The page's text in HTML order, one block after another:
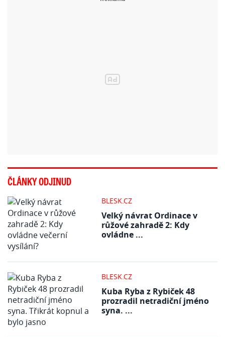
ČLÁNKY ODJINUD
BLESK.CZ
Velký návrat Ordinace v
růžové zahradě 2: Kdy
ovládne ...
BLESK.CZ
Kuba Ryba z Rybiček 48
prozradil netradiční jméno
syna. ...